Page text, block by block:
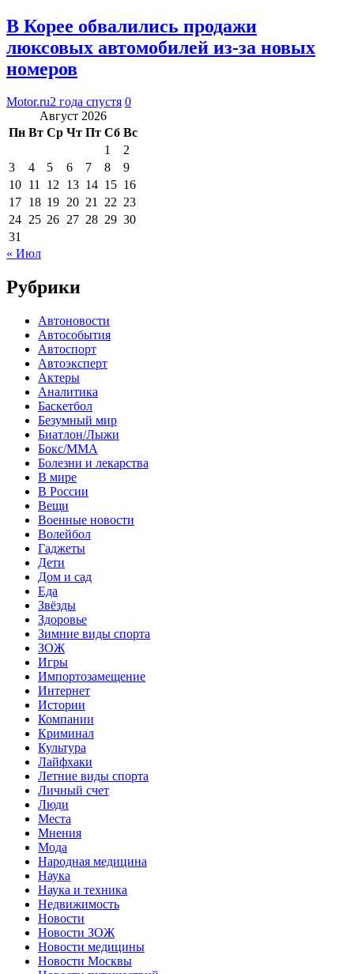
В Корее обвалились продажи
люксовых автомобилей из-за новых
номеров
Motor.ru2 года спустя 0
Август 2026
Пн Вт Ср Чт Пт Сб Вс
1
2
3
4 5 6 7 8
9
10 11 12 13 14 15 16
17 18 19 20 21 22 23
24 25 26 27 28 29 30
31
« Июл
Рубрики
Автоновости
Автособытия
Автоспорт
Автоэксперт
Актеры
Аналитика
Баскетбол
Безумный мир
Биатлон/Лыжи
Бокс/MMA
Болезни и лекарства
В мире
В России
Вещи
Военные новости
Волейбол
Гаджеты
Дети
Дом и сад
Еда
Звёзды
Здоровье
Зимние виды спорта
ЗОЖ
Игры
Импортозамещение
Интернет
Истории
Компании
Криминал
Культура
Лайфхаки
Летние виды спорта
Личный счет
Люди
Места
Мнения
Мода
Народная медицина
Наука
Наука и техника
Недвижимость
Новости
Новости ЗОЖ
Новости медицины
Новости Москвы